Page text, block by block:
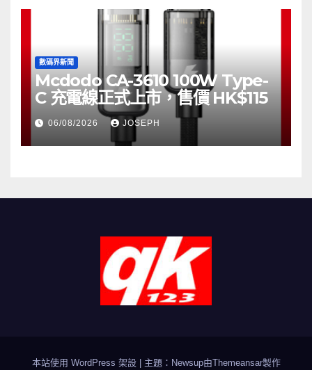
數碼界新聞
Mcdodo CA-3610 100W Type-
C 充電線正式上市，售價 HK$115
06/08/2026 JOSEPH
本站使用 WordPress 架設 | 主題：Newsup由Themeansar製作